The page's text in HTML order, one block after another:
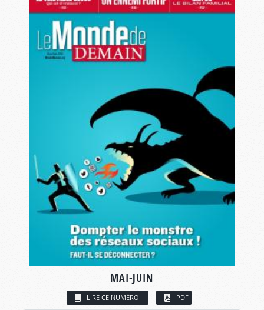
MAI-JUIN
LIRE CE NUMÉRO PDF